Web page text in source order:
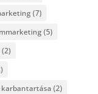
(7)
(5)
(2)
(2)